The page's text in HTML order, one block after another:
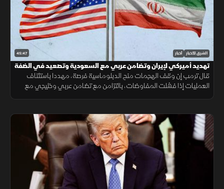
45:47 الشرق للأخبار أخبار
تهديد أميركي لإيران وتضامن عربي مع السعودية وتصعيد في الضفة
قال ترمب إن وقف الهجمات منح الدبلوماسية فرصة، مهددا باستئناف
العمليات إذا فشلت المفاوضات، بالتزامن مع تضامن عربي وخليجي مع